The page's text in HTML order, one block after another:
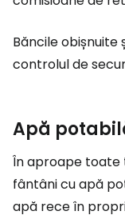
Băncile
controlul de
Apă
În aproape toate
fântâni cu apă
apă rece în